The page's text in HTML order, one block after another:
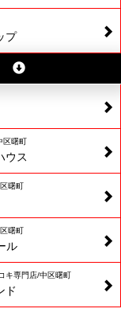
プ
曙町
ウス
曙町
曙町
ル
キ専門店/中区曙町
ド